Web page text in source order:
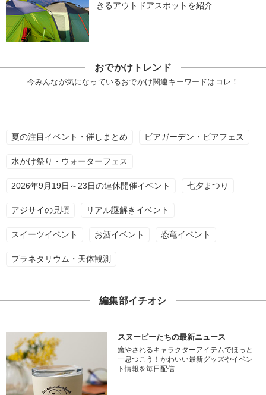
きるアウトドアスポットを紹介
おでかけトレンド
今みんなが気になっているおでかけ関連キーワードはコレ！
夏の注目イベント・催しまとめ ビアガーデン・ビアフェス
水かけ祭り・ウォーターフェス
2026年9月19日～23日の連休開催イベント 七夕まつり
アジサイの見頃 リアル謎解きイベント
スイーツイベント お酒イベント 恐竜イベント
プラネタリウム・天体観測
編集部イチオシ
スヌーピーたちの最新ニュース
癒やされるキャラクターアイテムでほっと
一息つこう！かわいい最新グッズやイベン
ト情報を毎日配信